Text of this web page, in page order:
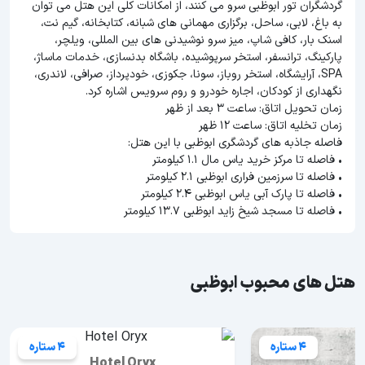
گردشگران تور ابوظبی سرو می کنند، از امکانات کلی این هتل می توان
به باغ، لابی، ساحل، برگزاری مهمانی های شبانه، کتابخانه، گیم نت،
اسنک بار، کافی شاپ، میز سرو نوشیدنی های بین المللی، ویلچر،
پارکینگ، ترانسفر، استخر سرپوشیده، باشگاه بدنسازی، خدمات ماساژ،
SPA، آرایشگاه، استخر روباز، سونا، جکوزی، خودپرداز، صرافی، لاندری،
نگهداری از کودکان، اجاره خودرو و روم سرویس اشاره کرد.
زمان تحویل اتاق: ساعت 3 بعد از ظهر
زمان تخلیه اتاق: ساعت 12 ظهر
فاصله جاذبه های گردشگری ابوظبی با این هتل:
• فاصله تا مرکز خرید یاس مال 1.1 کیلومتر
• فاصله تا سرزمین فراری ابوظبی 2.1 کیلومتر
• فاصله تا پارک آبی یاس ابوظبی 2.4 کیلومتر
• فاصله تا مسجد شیخ زاید ابوظبی 13.7 کیلومتر
هتل های محبوب ابوظبی
4 ستاره 4 ستاره